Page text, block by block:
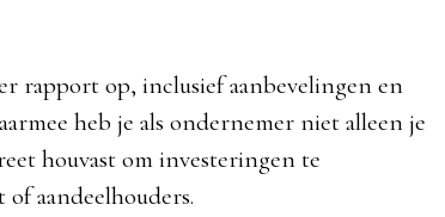
rapport op, inclusief aanbevelingen en
heb je als ondernemer niet alleen je
houvast om investeringen te
aandeelhouders.